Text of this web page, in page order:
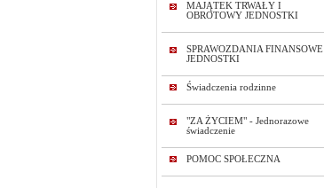
MAJĄTEK TRWAŁY I
OBROTOWY JEDNOSTKI
SPRAWOZDANIA FINANSOWE
JEDNOSTKI
Świadczenia rodzinne
"ZA ŻYCIEM" - Jednorazowe
świadczenie
POMOC SPOŁECZNA